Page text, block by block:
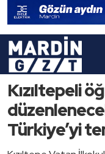
Kızıltepeli
Türkiye’yi